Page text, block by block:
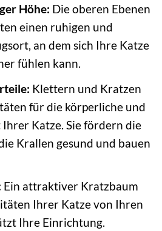
Höhe: Die oberen Ebenen
einen ruhigen und
an dem sich Ihre Katze
fühlen kann.
Klettern und Kratzen
für die körperliche und
Katze. Sie fördern die
Krallen gesund und bauen
Ein attraktiver Kratzbaum
Ihrer Katze von Ihren
Ihre Einrichtung.